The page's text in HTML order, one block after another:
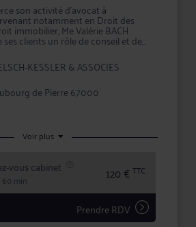
son activité d'avocat à
notamment en Droit des
immobilier, Me Valérie BACH
ses clients un rôle de conseil et de
justice.
dans ses champs de
vous conseille efficacement et
que ce soit en demande ou
intérêts.
totale dans le traitement de
garanties qu'offre la profession
KESSLER & ASSOCIES
de Pierre 67000
Voir plus
vous cabinet
60 min 120 € TTC
Prendre RDV